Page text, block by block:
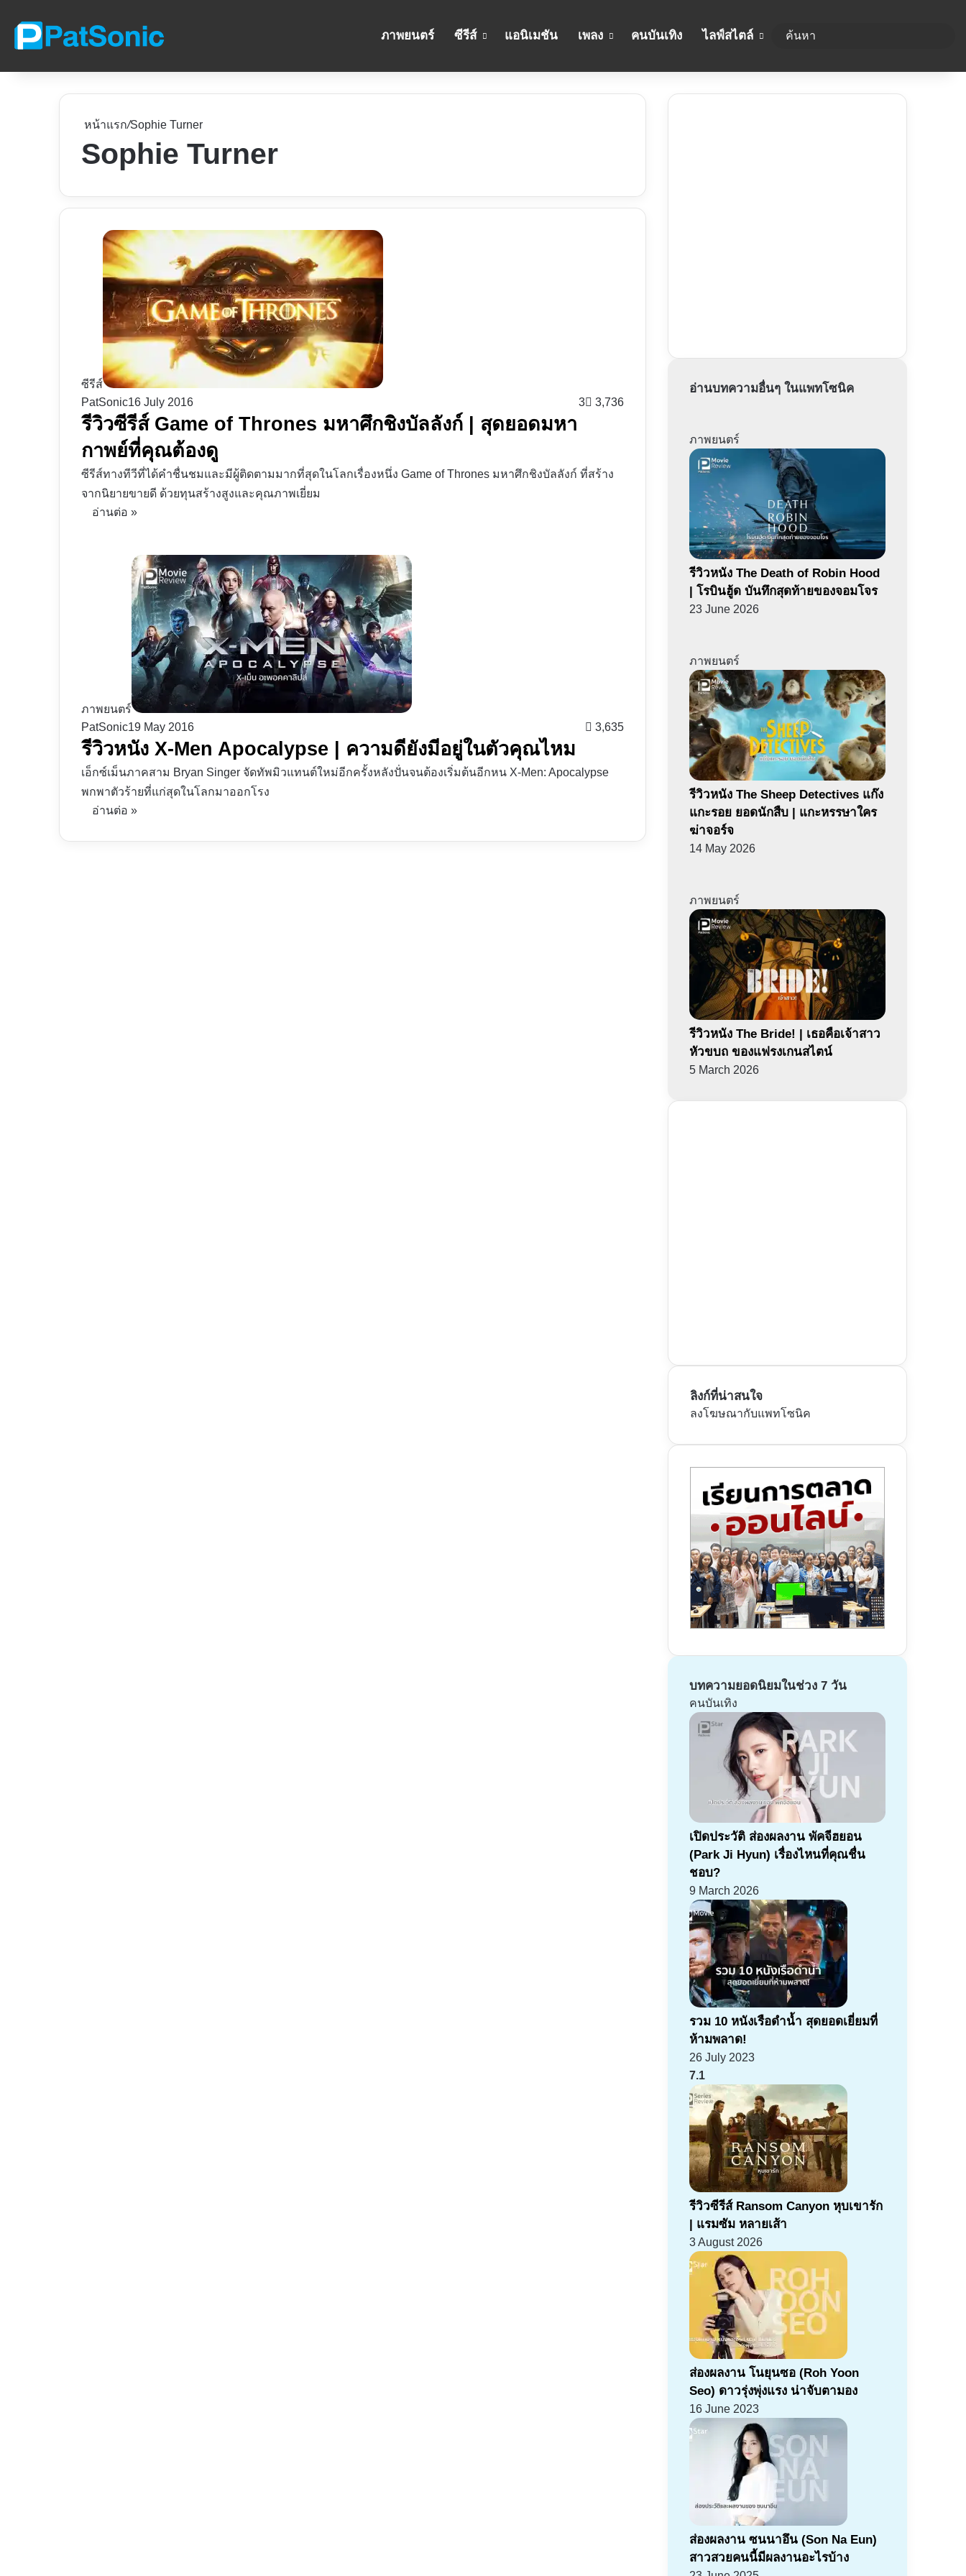
ภาพยนตร์ ซีรีส์ แอนิเมชัน เพลง คนบันเทิง ไลฟ์สไตล์
หน้าแรก/Sophie Turner
Sophie Turner
ซีรีส์
PatSonic16 July 2016 3 3,736
รีวิวซีรีส์ Game of Thrones มหาศึกชิงบัลลังก์ | สุดยอดมหา
กาพย์ที่คุณต้องดู
ซีรีส์ทางทีวีที่ได้คำชื่นชมและมีผู้ติดตามมากที่สุดในโลกเรื่องหนึ่ง Game of Thrones มหาศึกชิงบัลลังก์ ที่สร้าง
จากนิยายขายดี ด้วยทุนสร้างสูงและคุณภาพเยี่ยม
อ่านต่อ »
ภาพยนตร์
PatSonic19 May 2016 3,635
รีวิวหนัง X-Men Apocalypse | ความดียังมีอยู่ในตัวคุณไหม
เอ็กซ์เม็นภาคสาม Bryan Singer จัดทัพมิวแทนต์ใหม่อีกครั้งหลังปั่นจนต้องเริ่มต้นอีกหน X-Men: Apocalypse
พกพาตัวร้ายที่แก่สุดในโลกมาออกโรง
อ่านต่อ »
อ่านบทความอื่นๆ ในแพทโซนิค
ภาพยนตร์
รีวิวหนัง The Death of Robin Hood
| โรบินฮู้ด บันทึกสุดท้ายของจอมโจร
23 June 2026
ภาพยนตร์
รีวิวหนัง The Sheep Detectives แก๊ง
แกะรอย ยอดนักสืบ | แกะหรรษาใคร
ฆ่าจอร์จ
14 May 2026
ภาพยนตร์
รีวิวหนัง The Bride! | เธอคือเจ้าสาว
หัวขบถ ของแฟรงเกนสไตน์
5 March 2026
ลิงก์ที่น่าสนใจ
ลงโฆษณากับแพทโซนิค
บทความยอดนิยมในช่วง 7 วัน
คนบันเทิง
เปิดประวัติ ส่องผลงาน พัคจีฮยอน
(Park Ji Hyun) เรื่องไหนที่คุณชื่น
ชอบ?
9 March 2026
รวม 10 หนังเรือดำน้ำ สุดยอดเยี่ยมที่
ห้ามพลาด!
26 July 2023
7.1
รีวิวซีรีส์ Ransom Canyon หุบเขารัก
| แรมซัม หลายเส้า
3 August 2026
ส่องผลงาน โนยุนซอ (Roh Yoon
Seo) ดาวรุ่งพุ่งแรง น่าจับตามอง
16 June 2023
ส่องผลงาน ซนนาอึน (Son Na Eun)
สาวสวยคนนี้มีผลงานอะไรบ้าง